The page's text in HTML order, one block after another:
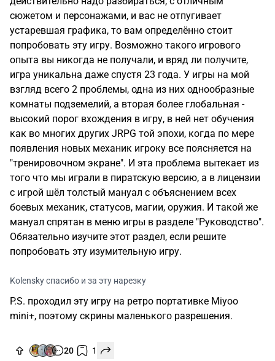
сюжетом и персонажами, и вас не отпугивает
устаревшая графика, то вам определённо стоит
попробовать эту игру. Возможно такого игрового
опыта вы никогда не получали, и вряд ли получите,
игра уникальна даже спустя 23 года. У игры на мой
взгляд всего 2 проблемы, одна из них однообразные
комнаты подземелий, а вторая более глобальная -
высокий порог вхождения в игру, в ней нет обучения
как во многих других JRPG той эпохи, когда по мере
появления новых механик игроку все поясняется на
"тренировочном экране". И эта проблема вытекает из
того что мы играли в пиратскую версию, а в лицензии
с игрой шёл толстый мануал с объяснением всех
боевых механик, статусов, магии, оружия. И такой же
мануал спрятан в меню игры в разделе "Руководство".
Обязательно изучите этот раздел, если решите
попробовать эту изумительную игру.
Kolensky спасибо и за эту нарезку
P.S. проходил эту игру на ретро портативке Miyoo
mini+, поэтому скрины маленького разрешения.
20 1